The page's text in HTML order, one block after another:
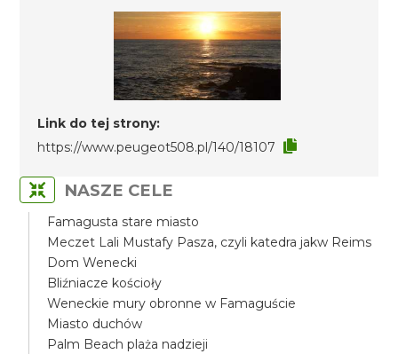
Link do tej strony:
https://www.peugeot508.pl/140/18107
NASZE CELE
Famagusta stare miasto
Meczet Lali Mustafy Pasza, czyli katedra jakw Reims
Dom Wenecki
Bliźniacze kościoły
Weneckie mury obronne w Famaguście
Miasto duchów
Palm Beach plaża nadzieji